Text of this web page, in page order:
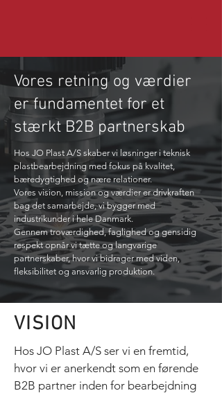
Vores retning og værdier
er fundamentet for et
stærkt B2B partner­skab
Hos JO Plast A/S skaber vi løsninger i teknisk
plastbearbejdning med fokus på kvalitet,
bæredygtighed og nære relationer.
Vores vision, mission og værdier er drivkraften
bag det samarbejde, vi bygger med
industrikunder i hele Danmark.
Gennem troværdighed, faglighed og gensidig
respekt opnår vi tætte og langvarige
partnerskaber, hvor vi bidrager med viden,
fleksibilitet og ansvarlig produktion.
VISION
Hos JO Plast A/S ser vi en fremtid,
hvor vi er anerkendt som en førende
B2B partner inden for bearbejdning